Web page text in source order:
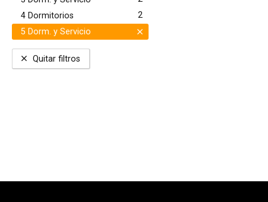
4 Dormitorios
2
5 Dorm. y Servicio
Quitar filtros